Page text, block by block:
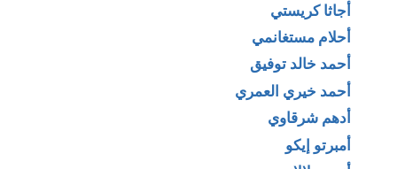
أجاثا كريستي
أحلام مستغانمي
أحمد خالد توفيق
أحمد خيري العمري
أدهم شرقاوي
أمبرتو إيكو